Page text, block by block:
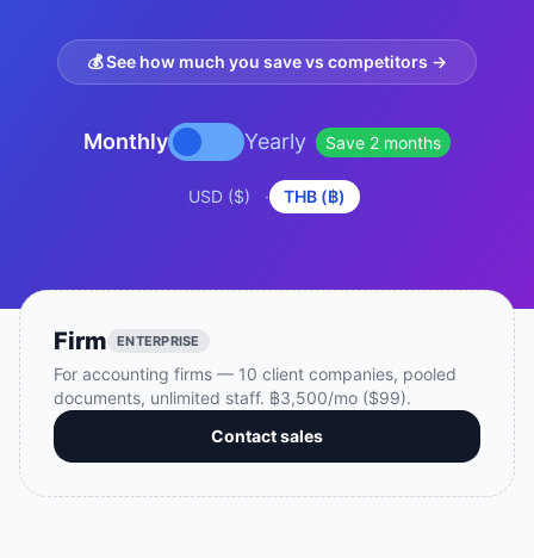
เข้าสู่ระบบ
💰 See how much you save vs competitors →
Monthly Yearly Save 2 months
USD ($) · THB (฿)
Firm ENTERPRISE
For accounting firms — 10 client companies, pooled
documents, unlimited staff. ฿3,500/mo ($99).
Contact sales